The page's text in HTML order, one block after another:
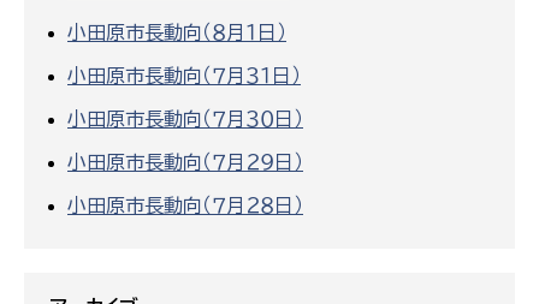
小田原市長動向（８月１日）
小田原市長動向（７月３１日）
小田原市長動向（７月３０日）
小田原市長動向（７月２９日）
小田原市長動向（７月２８日）